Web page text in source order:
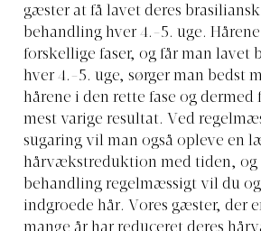
gæster at få lavet deres
behandling hver 4.-5. uge.
forskellige faser, og får man lavet
hver 4.-5. uge, sørger man bedst
hårene i den rette fase og dermed
mest varige resultat. Ved
sugaring vil man også opleve en
hårvækstreduktion med tiden, og
behandling regelmæssigt vil du
indgroede hår. Vores gæster, der